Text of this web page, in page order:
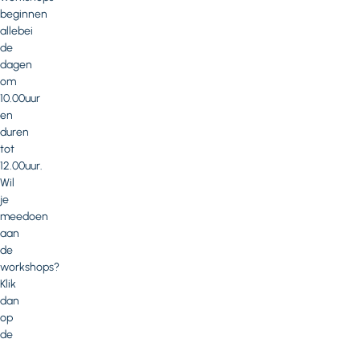
beginnen
allebei
de
dagen
om
10.00uur
en
duren
tot
12.00uur.
Wil
je
meedoen
aan
de
workshops?
Klik
dan
op
de